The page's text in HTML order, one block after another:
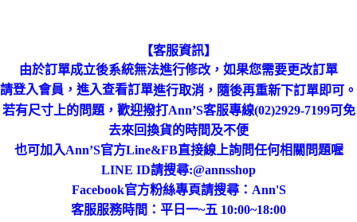
【客服資訊】
由於訂單成立後系統無法進行修改，如果您需要更改訂單
請登入會員，進入查看訂單進行取消，隨後再重新下訂單即可。
若有尺寸上的問題，歡迎撥打Ann’S客服專線(02)2929-7199可免
去來回換貨的時間及不便
也可加入Ann’S官方Line&FB直接線上詢問任何相關問題喔
LINE ID請搜尋:@annsshop
Facebook官方粉絲專頁請搜尋：Ann'S
客服服務時間：平日一~五 10:00~18:00